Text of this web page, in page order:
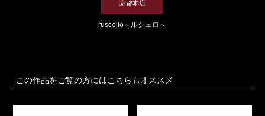
京都本店
ruscello～ルシェロ～
この作品をご覧の方にはこちらもオススメ